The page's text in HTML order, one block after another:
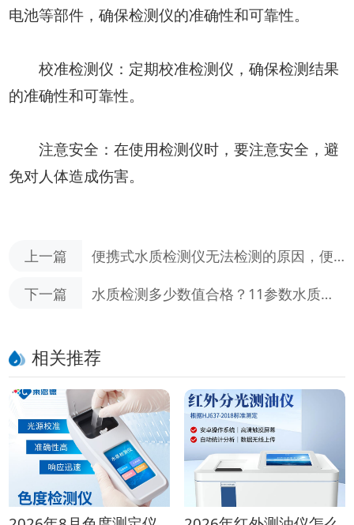
电池等部件，确保检测仪的准确性和可靠性。
校准检测仪：定期校准检测仪，确保检测结果
的准确性和可靠性。
注意安全：在使用检测仪时，要注意安全，避
免对人体造成伤害。
上一篇
便携式水质检测仪无法检测的原因，便
携式水质检测野外使用的注意事项
下一篇
水质检测多少数值合格？11参数水质检
相关推荐